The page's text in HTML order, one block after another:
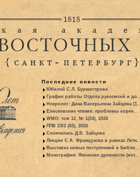
Последние новости
Юбилей С.Л. Бурмистрова
График работы Отдела рукописей и
Некролог: Дина Валерьевна Зайцева
Елисеевские чтения: проблемы корее...
WMO: том 12, № 1(24), 2026
ППВ 23/2 (65), 2026
Скончалась Д.В. Зайцева
Лекции С.А. Французова в рамках Летн...
Выставка новых поступлений в Библи...
Монография: Японские древности (ист...